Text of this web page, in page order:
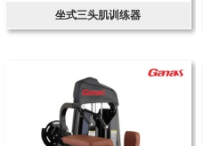
坐式三头肌训练器